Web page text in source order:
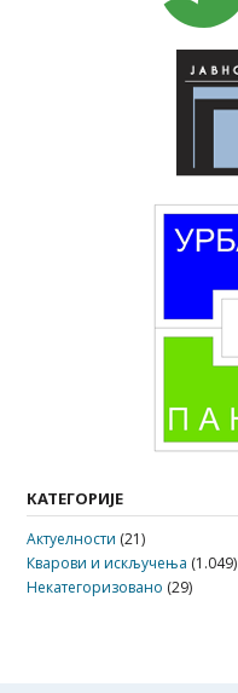
КАТЕГОРИЈЕ
Актуелности (21)
Кварови и искључења (1.049)
Некатегоризовано (29)